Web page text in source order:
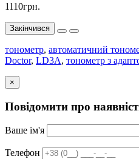
1110грн.
Закінчився
тонометр, автоматичний
Doctor, LD3А, тонометр з
×
Повідомити про
Ваше ім'я
Телефон